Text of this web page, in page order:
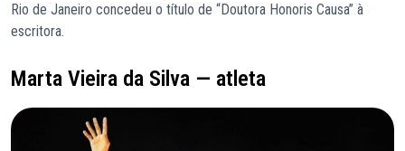
Rio de Janeiro concedeu o título de “Doutora Honoris Causa” à
escritora.
Marta Vieira da Silva — atleta